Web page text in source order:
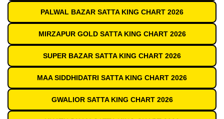
PALWAL BAZAR SATTA KING CHART 2026
MIRZAPUR GOLD SATTA KING CHART 2026
SUPER BAZAR SATTA KING CHART 2026
MAA SIDDHIDATRI SATTA KING CHART 2026
GWALIOR SATTA KING CHART 2026